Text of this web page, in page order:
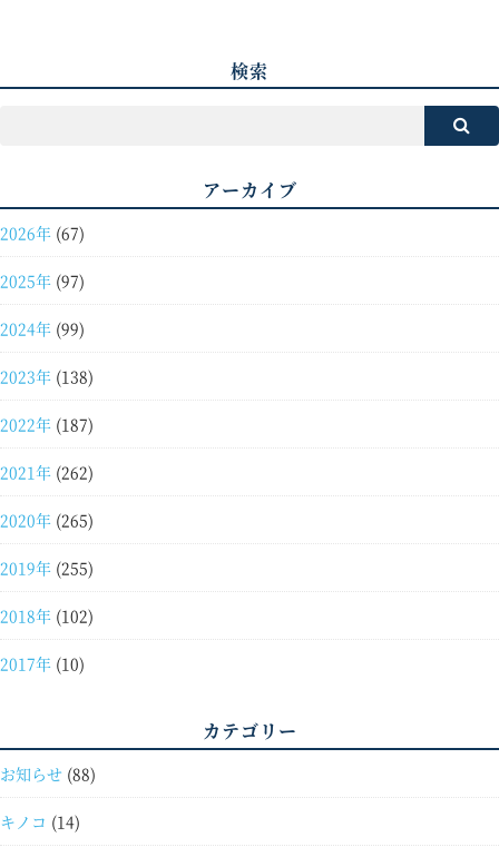
検索
アーカイブ
2026年 (67)
2025年 (97)
2024年 (99)
2023年 (138)
2022年 (187)
2021年 (262)
2020年 (265)
2019年 (255)
2018年 (102)
2017年 (10)
カテゴリー
お知らせ (88)
キノコ (14)